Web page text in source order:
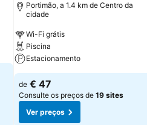
Portimão, a 1.4 km de Centro da
cidade
Wi-Fi grátis
Piscina
Estacionamento
de € 47
Consulte os preços de 19 sites
Ver preços